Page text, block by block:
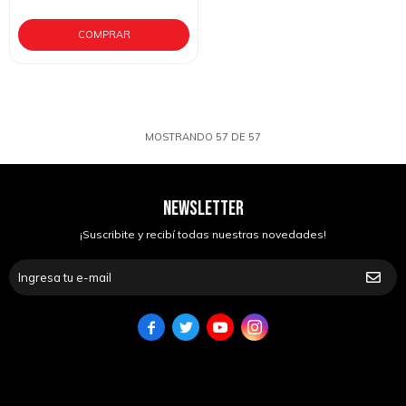
MOSTRANDO 57 DE 57
NEWSLETTER
¡Suscribite y recibí todas nuestras novedades!
   